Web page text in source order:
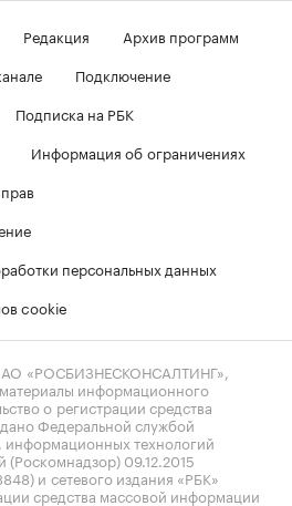
Редакция
Архив программ
Подключение
Подписка на РБК
Информация об ограничениях
персональных данных
cookie
«РОСБИЗНЕСКОНСАЛТИНГ»,
информационного
о регистрации средства
Федеральной службой
информационных технологий
09.12.2015
и сетевого издания «РБК»
средства массовой информации